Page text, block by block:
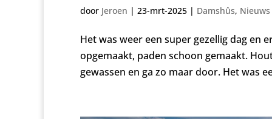
door Jeroen | 23-mrt-2025 | Damshûs, Nieuws
Het was weer een super gezellig dag en
opgemaakt, paden schoon gemaakt.
gewassen en ga zo maar door. Het was